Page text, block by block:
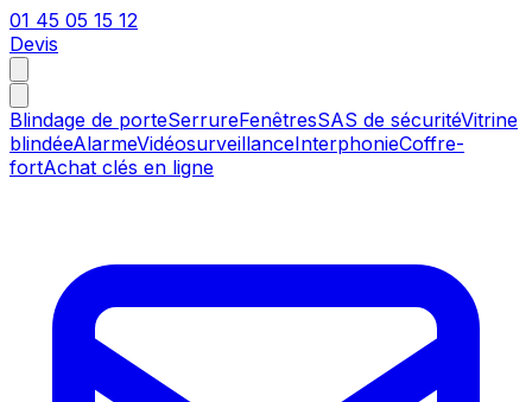
01 45 05 15 12
Devis
Blindage de porteSerrureFenêtresSAS de sécuritéVitrine
blindéeAlarmeVidéosurveillanceInterphonieCoffre-
fortAchat clés en ligne